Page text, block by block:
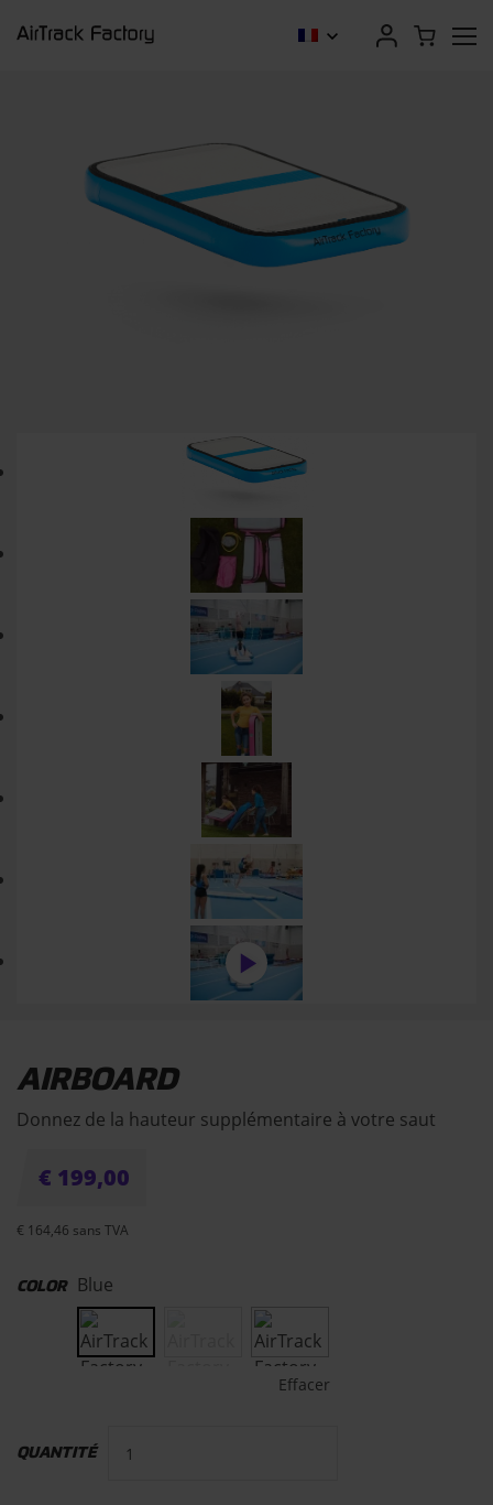
AIRBOARD
Donnez de la hauteur supplémentaire à votre saut
€ 199,00
€ 164,46 sans TVA
COLOR Blue
Effacer
QUANTITÉ